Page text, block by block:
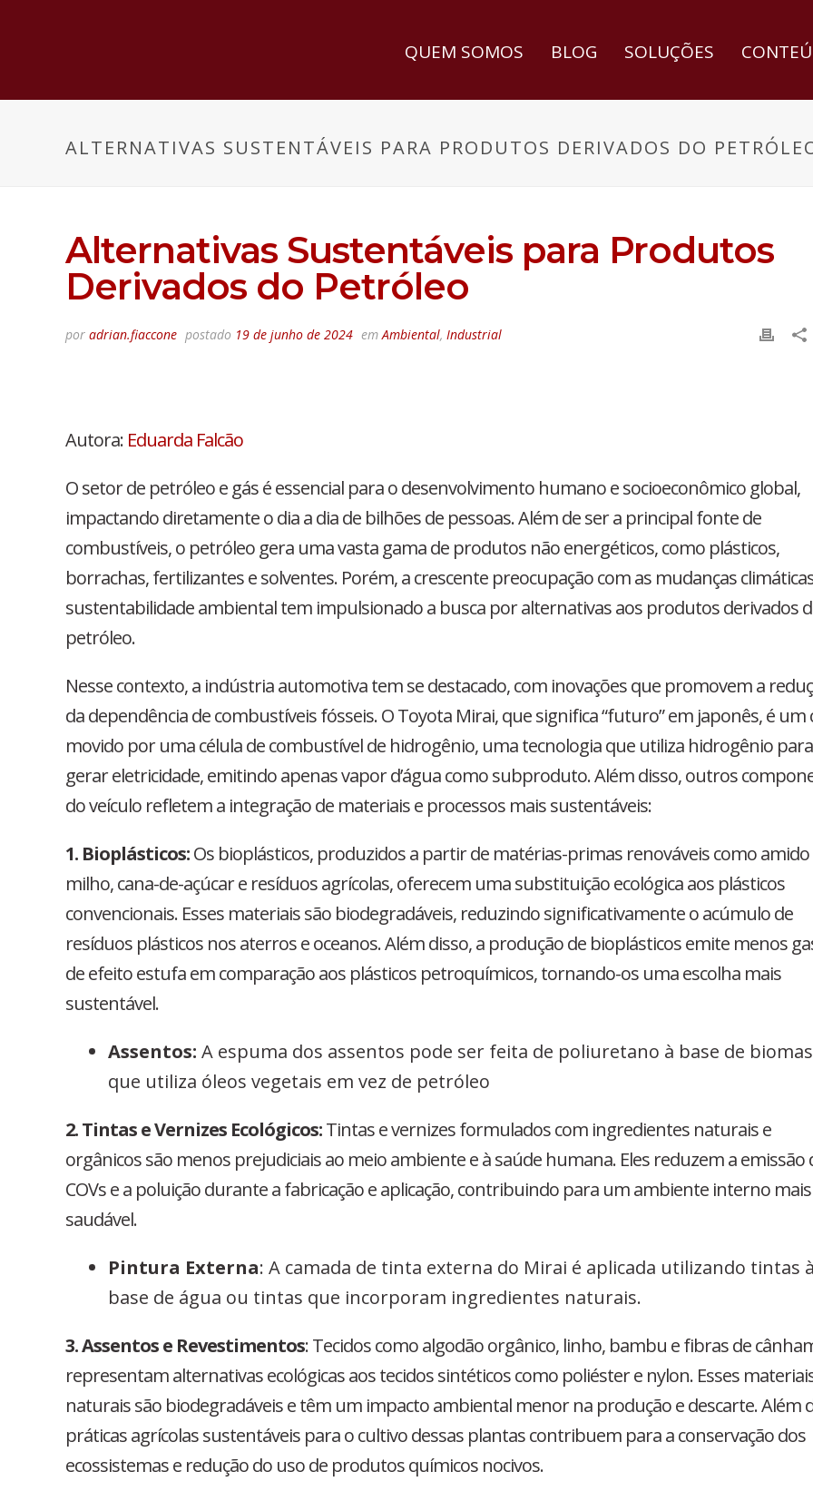
QUEM SOMOS BLOG SOLUÇÕES
ALTERNATIVAS SUSTENTÁVEIS PARA PRODUTOS DERIVADOS DO
Alternativas Sustentáveis para Produtos
Derivados do Petróleo
por adrian.fiaccone postado 19 de junho de 2024 emAmbiental, Industrial
Autora: Eduarda Falcão
O setor de petróleo e gás é essencial para o desenvolvimento humano e socioeconômico global,
impactando diretamente o dia a dia de bilhões de pessoas. Além de ser a principal fonte de
combustíveis, o petróleo gera uma vasta gama de produtos não energéticos, como plásticos,
borrachas, fertilizantes e solventes. Porém, a crescente preocupação com as mudanças
sustentabilidade ambiental tem impulsionado a busca por alternativas aos produtos derivados
petróleo.
Nesse contexto, a indústria automotiva tem se destacado, com inovações que promovem a
da dependência de combustíveis fósseis. O Toyota Mirai, que significa “futuro” em japonês, é um
movido por uma célula de combustível de hidrogênio, uma tecnologia que utiliza hidrogênio para
gerar eletricidade, emitindo apenas vapor d’água como subproduto. Além disso, outros
do veículo refletem a integração de materiais e processos mais sustentáveis:
1. Bioplásticos:Os bioplásticos, produzidos a partir de matérias-primas renováveis como amido
milho, cana-de-açúcar e resíduos agrícolas, oferecem uma substituição ecológica aos plásticos
convencionais. Esses materiais são biodegradáveis, reduzindo significativamente o acúmulo de
resíduos plásticos nos aterros e oceanos. Além disso, a produção de bioplásticos emite menos
de efeito estufa em comparação aos plásticos petroquímicos, tornando-os uma escolha mais
sustentável.
Assentos: A espuma dos assentos pode ser feita de poliuretano à base de
que utiliza óleos vegetais em vez de petróleo
2. Tintas e Vernizes Ecológicos:Tintas e vernizes formulados com ingredientes naturais e
orgânicos são menos prejudiciais ao meio ambiente e à saúde humana. Eles reduzem a emissão
COVs e a poluição durante a fabricação e aplicação, contribuindo para um ambiente interno mais
saudável.
Pintura Externa: A camada de tinta externa do Mirai é aplicada utilizando tintas à
base de água ou tintas que incorporam ingredientes naturais.
3. Assentos e Revestimentos: Tecidos como algodão orgânico, linho, bambu e fibras de
representam alternativas ecológicas aos tecidos sintéticos como poliéster e nylon. Esses
naturais são biodegradáveis e têm um impacto ambiental menor na produção e descarte. Além
práticas agrícolas sustentáveis para o cultivo dessas plantas contribuem para a conservação dos
ecossistemas e redução do uso de produtos químicos nocivos.